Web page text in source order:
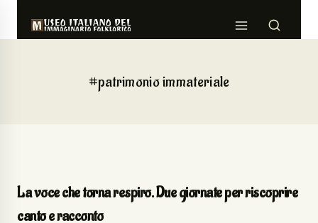
#patrimonio immateriale
La voce che torna respiro. Due giornate per riscoprire
canto e racconto